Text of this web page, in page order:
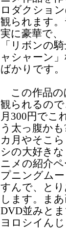
ロダクショ
観られます
実に豪華で、
「リボンの
ャシャーン
ばかりです。
この作品の
観られるの
月300円でこ
う太っ腹か
カ月やそこ
シの大好き
ニメの紹介
プニングム
すんで、と
します。ま
DVD並みと
ヨロシイん